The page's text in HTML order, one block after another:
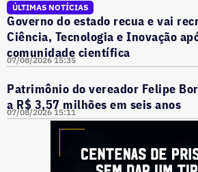
ÚLTIMAS NOTÍCIAS
Governo do estado recua e vai
Ciência, Tecnologia e Inovação
comunidade científica
07/08/2026 15:35
Patrimônio do vereador Felipe
a R$ 3,57 milhões em seis anos
07/08/2026 15:11